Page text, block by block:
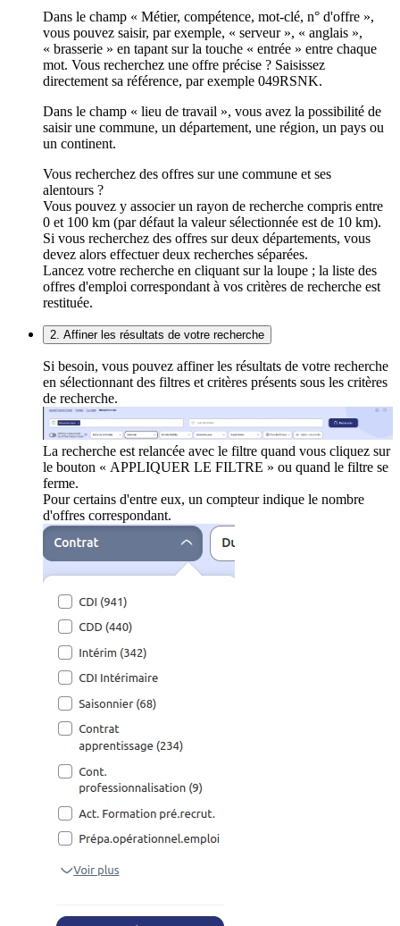
Dans le champ « Métier, compétence, mot-clé, n° d'offre »,
vous pouvez saisir, par exemple, « serveur », « anglais »,
« brasserie » en tapant sur la touche « entrée » entre chaque
mot. Vous recherchez une offre précise ? Saisissez
directement sa référence, par exemple 049RSNK.
Dans le champ « lieu de travail », vous avez la possibilité de
saisir une commune, un département, une région, un pays ou
un continent.
Vous recherchez des offres sur une commune et ses
alentours ?
Vous pouvez y associer un rayon de recherche compris entre
0 et 100 km (par défaut la valeur sélectionnée est de 10 km).
Si vous recherchez des offres sur deux départements, vous
devez alors effectuer deux recherches séparées.
Lancez votre recherche en cliquant sur la loupe ; la liste des
offres d'emploi correspondant à vos critères de recherche est
restituée.
2. Affiner les résultats de votre recherche
Si besoin, vous pouvez affiner les résultats de votre recherche
en sélectionnant des filtres et critères présents sous les critères
de recherche.
La recherche est relancée avec le filtre quand vous cliquez sur
le bouton « APPLIQUER LE FILTRE » ou quand le filtre se
ferme.
Pour certains d'entre eux, un compteur indique le nombre
d'offres correspondant.